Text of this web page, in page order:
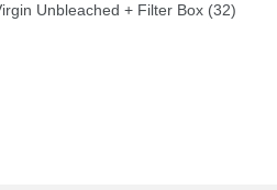
Unbleached + Filter Box (32)